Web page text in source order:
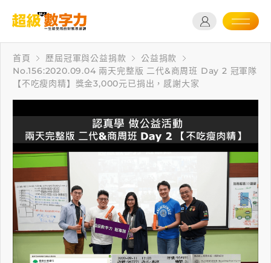
首頁 歷屆冠軍與公益捐款
公益捐款
No.156:2020.09.04 兩天完整版 二代&商周班 Day 2 冠軍隊
【不吃瘦肉精】獎金3,000元已捐出，感謝大家